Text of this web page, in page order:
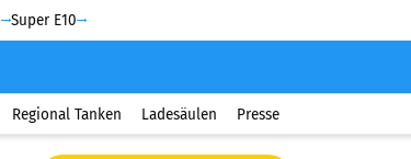
Super E10
Regional Tanken Ladesäulen Presse